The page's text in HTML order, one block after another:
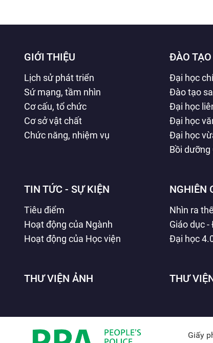
GIỚI THIỆU
Lịch sử phát triển
Sứ mạng, tầm nhìn
Cơ cấu, tổ chức
Cơ sở vật chất
Chức năng, nhiệm vụ
ĐÀO TẠO
Đại học
Đào tạo
Đại học
Đại học
Đại học
Bồi dưỡng
TIN TỨC - SỰ KIỆN
Tiêu điểm
Hoạt động của Ngành
Hoạt động của Học viện
NGHIÊN
Nhìn ra
Giáo dục
Đại học
THƯ VIỆN ẢNH THƯ
Giấy